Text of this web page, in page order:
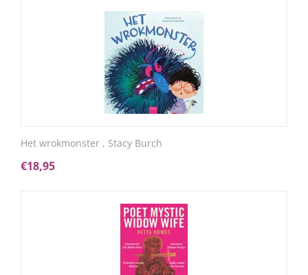
Het wrokmonster , Stacy Burch
€18,95